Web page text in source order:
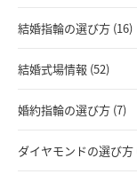
結婚指輪の選び方 (16)
結婚式場情報 (52)
婚約指輪の選び方 (7)
ダイヤモンドの選び方